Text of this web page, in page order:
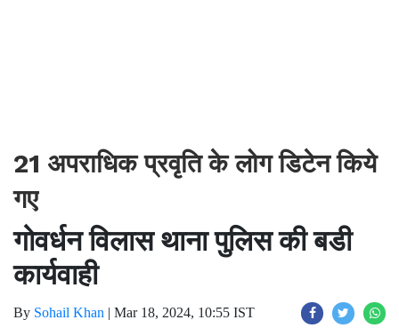
21 अपराधिक प्रवृति के लोग डिटेन किये
गए
गोवर्धन विलास थाना पुलिस की बडी
कार्यवाही
By Sohail Khan | Mar 18, 2024, 10:55 IST